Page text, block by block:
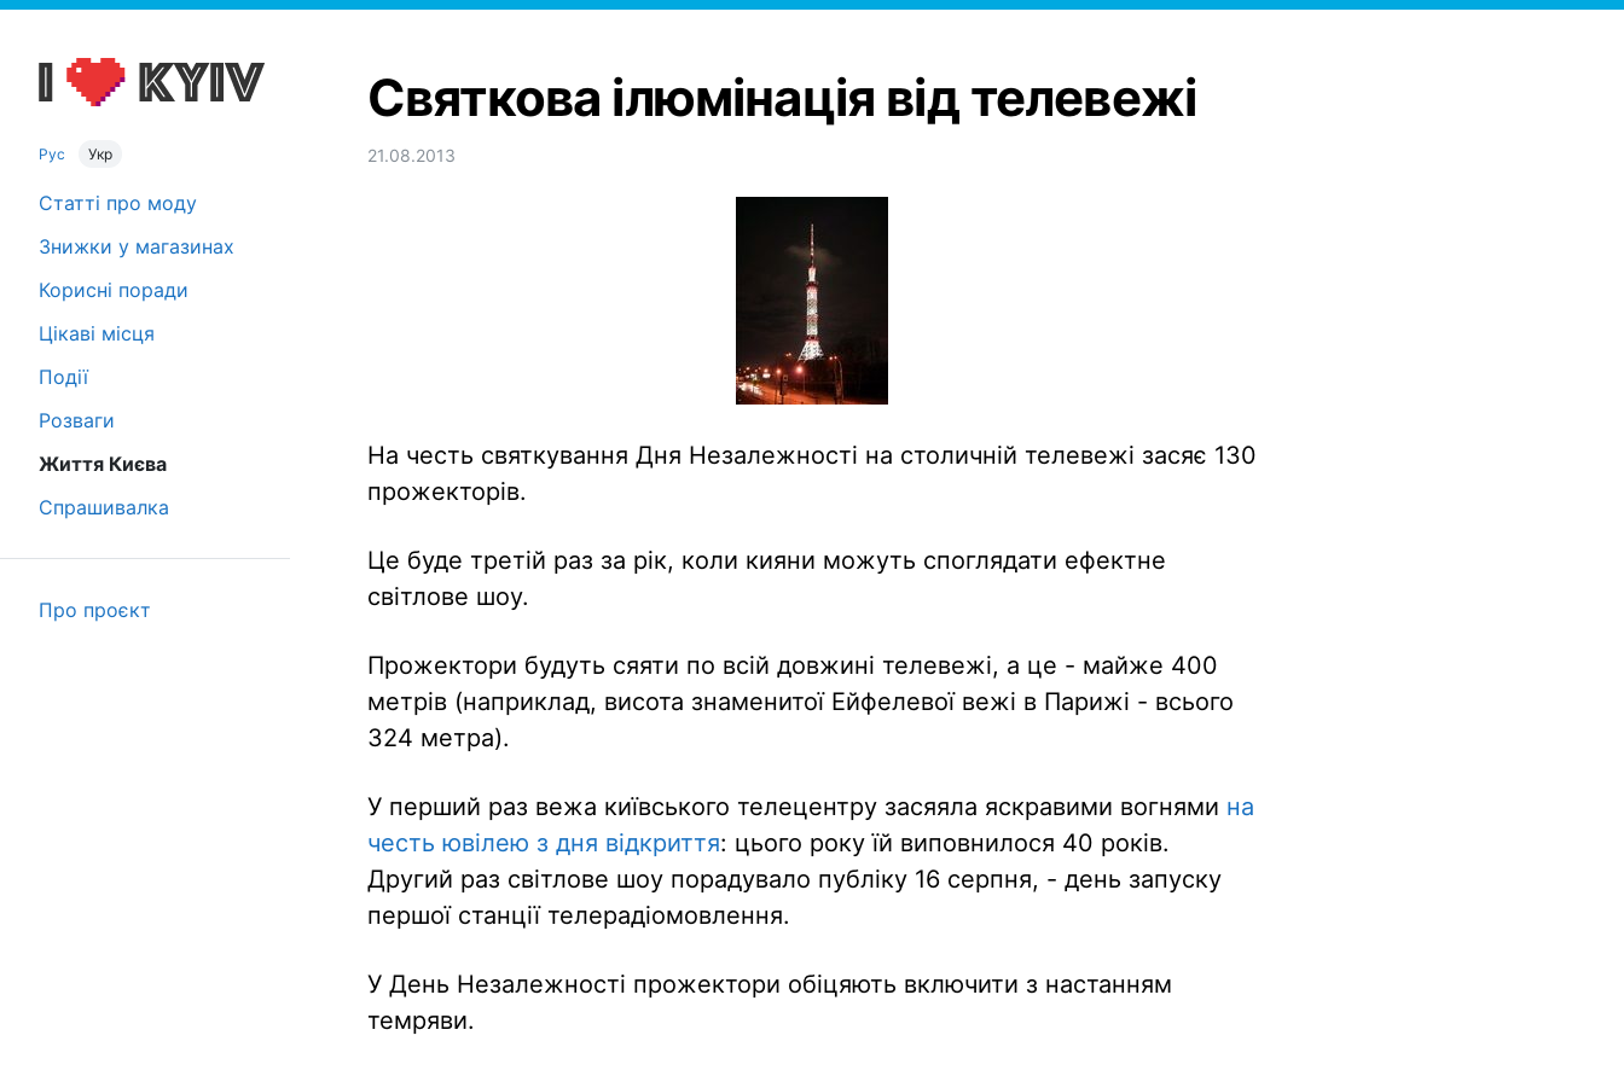
Рус Укр
Статті про моду
Знижки у магазинах
Корисні поради
Цікаві місця
Події
Розваги
Життя Києва
Спрашивалка
Про проєкт
Святкова ілюмінація від телевежі
21.08.2013
На честь святкування Дня Незалежності на столичній телевежі засяє 130
прожекторів.
Це буде третій раз за рік, коли кияни можуть споглядати ефектне
світлове шоу.
Прожектори будуть сяяти по всій довжині телевежі, а це - майже 400
метрів (наприклад, висота знаменитої Ейфелевої вежі в Парижі - всього
324 метра).
У перший раз вежа київського телецентру засяяла яскравими вогнями на
честь ювілею з дня відкриття: цього року їй виповнилося 40 років.
Другий раз світлове шоу порадувало публіку 16 серпня, - день запуску
першої станції телерадіомовлення.
У День Незалежності прожектори обіцяють включити з настанням
темряви.